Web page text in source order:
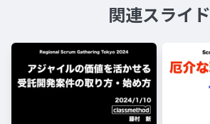
関連スライド